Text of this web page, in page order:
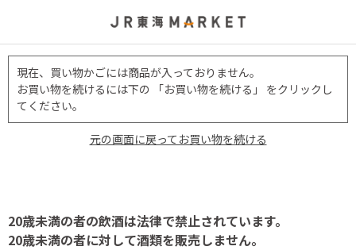
現在、買い物かごには商品が入っておりません。
お買い物を続けるには下の 「お買い物を続ける」 をクリックし
てください。
元の画面に戻ってお買い物を続ける
20歳未満の者の飲酒は法律で禁止されています。
20歳未満の者に対して酒類を販売しません。